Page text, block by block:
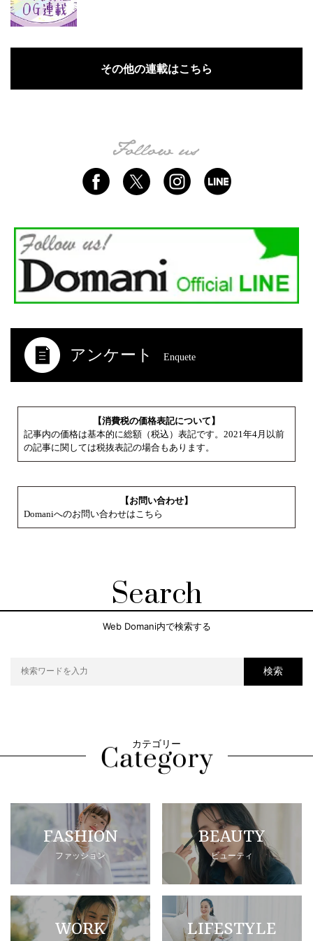
その他の連載はこちら
アンケート Enquete
【消費税の価格表記について】
記事内の価格は基本的に総額（税込）表記です。2021年4月以前
の記事に関しては税抜表記の場合もあります。
【お問い合わせ】
Domaniへのお問い合わせはこちら
Search
Web Domani内で検索する
検索
カテゴリー
FASHION
ファッション
BEAUTY
ビューティ
WORK LIFESTYLE